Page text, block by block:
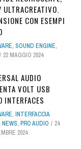
ULTRACREATIVO.
CON ESEMPI
, SOUND ENGINE,
22 MAGGIO 2024
AUDIO
VOLT USB
INTERFACES
, INTERFACCIA
NEWS, PRO AUDIO
24
2024